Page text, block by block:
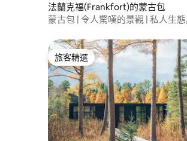
法蘭克福(Frankfort)的蒙古包
蒙古包 | 令人驚嘆的景觀 | 私人生
旅客精選
旅客精選